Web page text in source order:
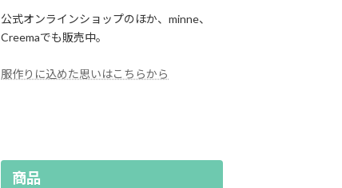
公式オンラインショップのほか、minne、
Creemaでも販売中。
服作りに込めた思いはこちらから
商品